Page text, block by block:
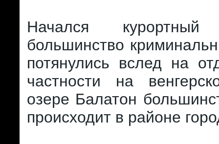
Начался
большинство
потянулись вслед на
частности на
озере Балатон
происходит в районе